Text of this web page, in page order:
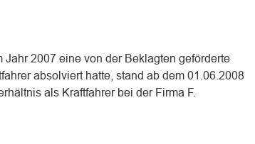
2007 eine von der Beklagten geförderte
absolviert hatte, stand ab dem 01.06.2008
als Kraftfahrer bei der Firma F.